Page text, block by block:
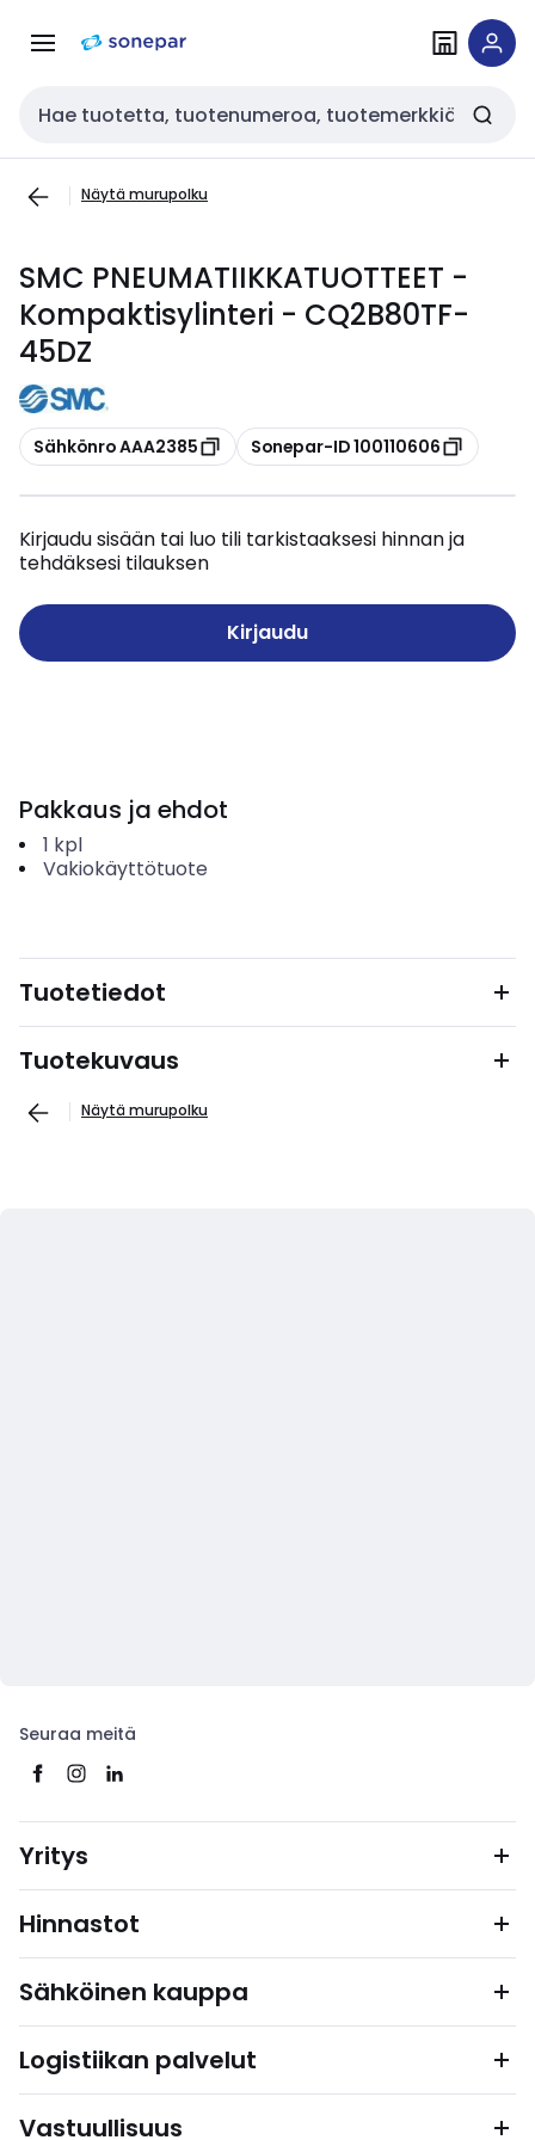
navigointiinsisältöön
Haku
Näytä murupolku
SMC PNEUMATIIKKATUOTTEET -
Kompaktisylinteri - CQ2B80TF-
45DZ
Kopioi
Sähkönro AAA2385 Kopioi
Sonepar-ID 100110606
Kirjaudu sisään tai luo tili tarkistaaksesi hinnan ja
tehdäksesi tilauksen
Kirjaudu
Pakkaus ja ehdot
1 kpl
Vakiokäyttötuote
Tuotetiedot
Tuotekuvaus
Näytä murupolku
Seuraa meitä
Yritys
Hinnastot
Sähköinen kauppa
Logistiikan palvelut
Vastuullisuus